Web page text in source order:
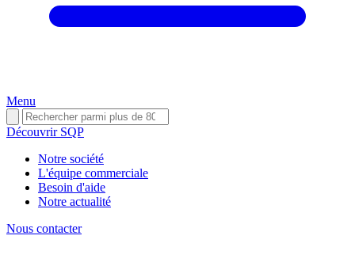
Menu
Découvrir SQP
Notre société
L'équipe commerciale
Besoin d'aide
Notre actualité
Nous contacter